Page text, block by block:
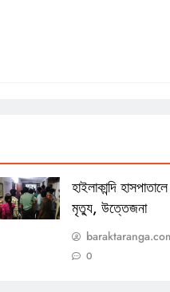
হাইলাকান্দি
মৃত্যু, উত্তেজনা
0